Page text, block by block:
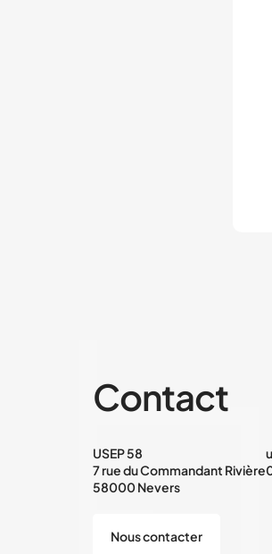
Contact
USEP 58
7 rue du Commandant Rivière
58000 Nevers
Nous contacter